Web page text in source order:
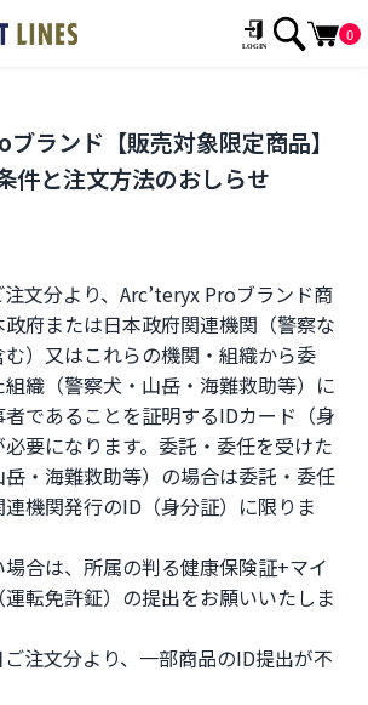
0
ランド【販売対象限定商品】
件と注文方法のおしらせ
文分より、Arc’teryx Proブランド商
府または日本政府関連機関（警察な
む）又はこれらの機関・組織から委
織（警察犬・山岳・海難救助等）に
であることを証明するIDカード（身
要になります。委託・委任を受けた
・海難救助等）の場合は委託・委任
機関発行のID（身分証）に限りま
合は、所属の判る健康保険証+マイ
転免許鉦）の提出をお願いいたしま
注文分より、一部商品のID提出が不